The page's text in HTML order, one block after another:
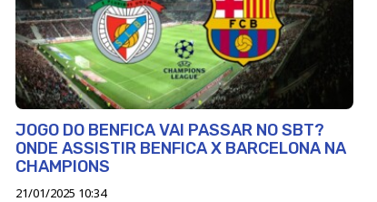
JOGO DO BENFICA VAI PASSAR NO SBT?
ONDE ASSISTIR BENFICA X BARCELONA NA
CHAMPIONS
21/01/2025 10:34